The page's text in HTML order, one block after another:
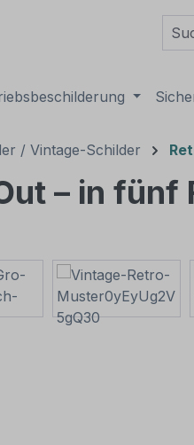
/ Vintage-Schilder
– in fünf